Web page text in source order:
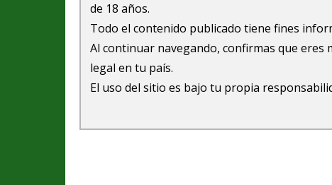
de 18 años.
Todo el contenido publicado tiene fines
Al continuar navegando, confirmas que eres
legal en tu país.
El uso del sitio es bajo tu propia